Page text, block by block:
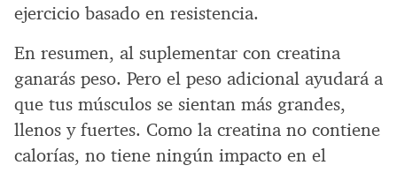
ejercicio basado en resistencia.
En resumen, al suplementar con creatina
ganarás peso. Pero el peso adicional ayudará a
que tus músculos se sientan más grandes,
llenos y fuertes. Como la creatina no contiene
calorías, no tiene ningún impacto en el